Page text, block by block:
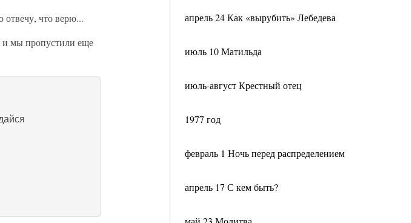
апрель 24 Как «вырубить» Лебедева
июль 10 Матильда
июль-август Крестный отец
1977 год
февраль 1 Ночь перед распределением
апрель 17 С кем быть?
что верю...
мы пропустили еще